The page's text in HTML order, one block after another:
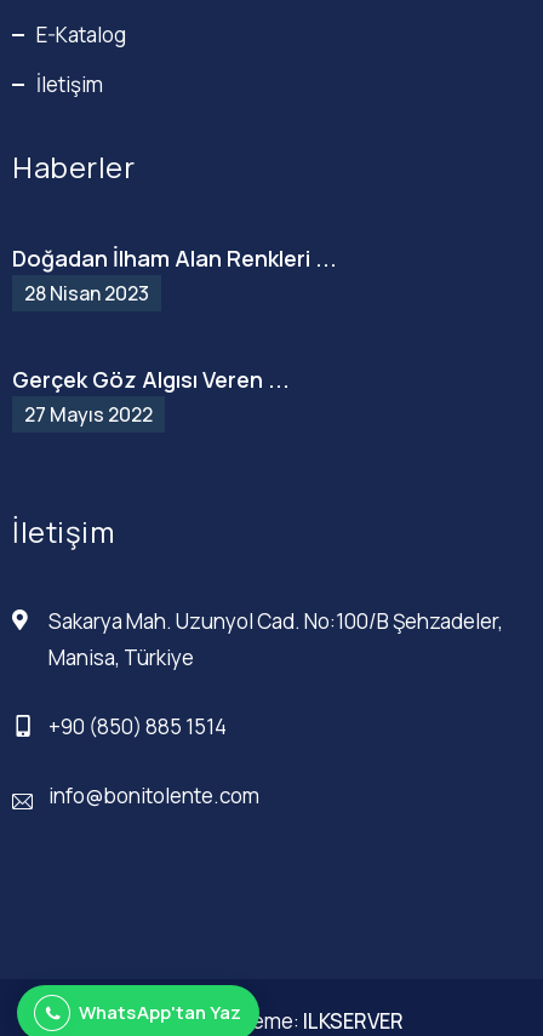
E-Katalog
İletişim
Haberler
Doğadan İlham Alan Renkleri ...
28 Nisan 2023
Gerçek Göz Algısı Veren ...
27 Mayıs 2022
İletişim
Sakarya Mah. Uzunyol Cad. No:100/B Şehzadeler,
Manisa, Türkiye
+90 (850) 885 1514
info@bonitolente.com
Web Düzenleme: ILKSERVER
WhatsApp'tan Yaz